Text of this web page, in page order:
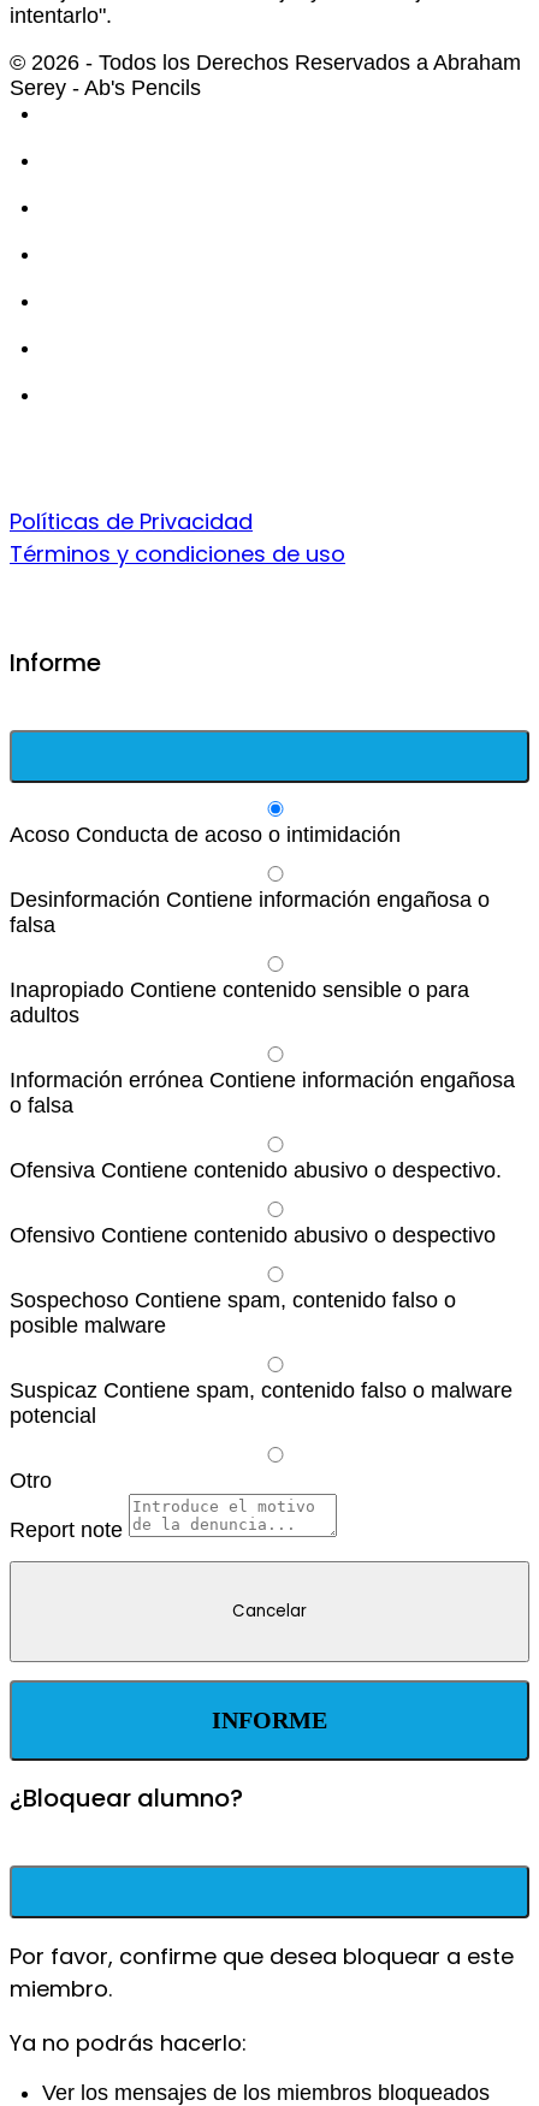
intentarlo".
© 2026 - Todos los Derechos Reservados a Abraham
Serey - Ab's Pencils
Políticas de Privacidad
Términos y condiciones de uso
Informe
Acoso Conducta de acoso o intimidación
Desinformación Contiene información engañosa o
falsa
Inapropiado Contiene contenido sensible o para
adultos
Información errónea Contiene información engañosa
o falsa
Ofensiva Contiene contenido abusivo o despectivo.
Ofensivo Contiene contenido abusivo o despectivo
Sospechoso Contiene spam, contenido falso o
posible malware
Suspicaz Contiene spam, contenido falso o malware
potencial
Otro
Report note
INFORME
¿Bloquear alumno?
Por favor, confirme que desea bloquear a este
miembro.
Ya no podrás hacerlo:
Ver los mensajes de los miembros bloqueados